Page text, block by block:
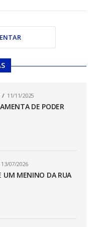
11/11/2025
DE PODER
13/07/2026
UM MENINO DA RUA